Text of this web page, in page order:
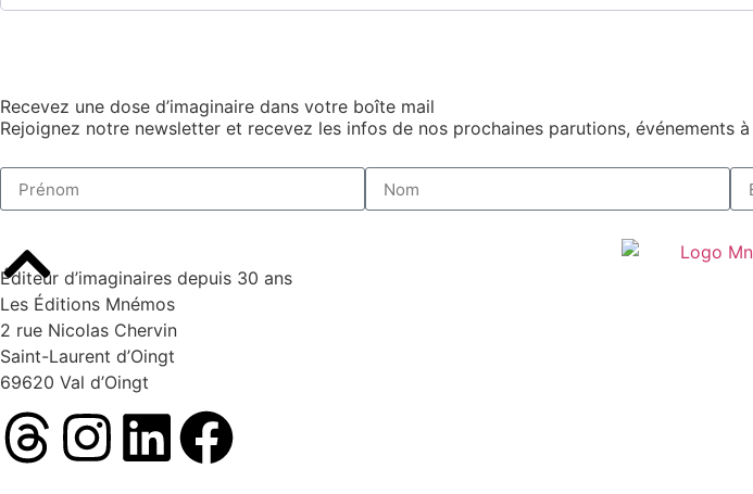
Recevez une dose d’imaginaire dans votre boîte mail
Rejoignez notre newsletter et recevez les infos de nos prochaines parutions, événements
Éditeur d’imaginaires depuis 30 ans
Les Éditions Mnémos
2 rue Nicolas Chervin
Saint-Laurent d’Oingt
69620 Val d’Oingt